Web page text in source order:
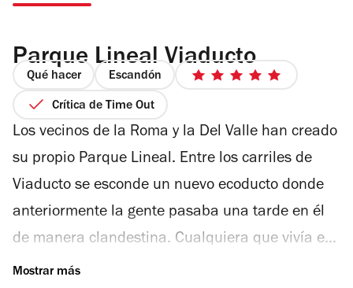
Parque Lineal Viaducto
Qué hacer Escandón
5
estrellas
Crítica de Time Out
Los vecinos de la Roma y la Del Valle han creado
su propio Parque Lineal. Entre los carriles de
Viaducto se esconde un nuevo ecoducto donde
anteriormente la gente pasaba una tarde en él
de manera clandestina. Cualquiera que vivía en
esta zona, sabía que para llegar a aquel pasillo